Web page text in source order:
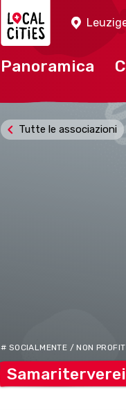
Panoramica
# SOCIALMENTE / NON PROFIT
Tutte le associazioni